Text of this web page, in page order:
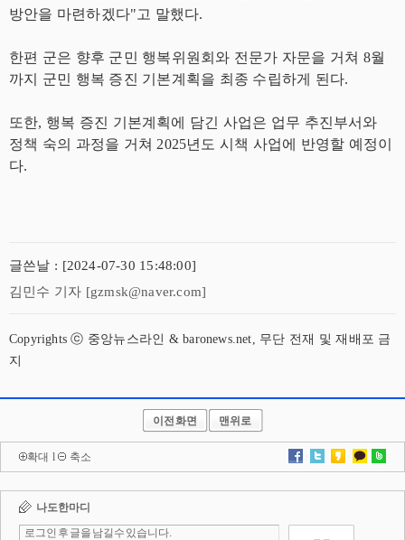
방안을 마련하겠다"고 말했다.
한편 군은 향후 군민 행복위원회와 전문가 자문을 거쳐 8월
까지 군민 행복 증진 기본계획을 최종 수립하게 된다.
또한, 행복 증진 기본계획에 담긴 사업은 업무 추진부서와
정책 숙의 과정을 거쳐 2025년도 시책 사업에 반영할 예정이
다.
글쓴날 : [2024-07-30 15:48:00]
김민수 기자 [gzmsk@naver.com]
Copyrights ⓒ 중앙뉴스라인 & baronews.net, 무단 전재 및 재배포 금
지
이전화면 맨위로
확대 l 축소